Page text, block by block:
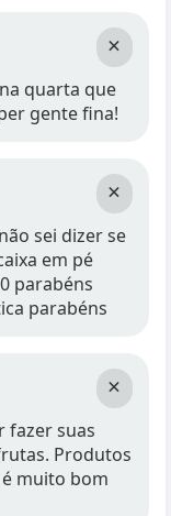
×
quarta que
gente fina!
×
sei dizer se
em pé
parabéns
parabéns
×
fazer suas
Produtos
muito bom